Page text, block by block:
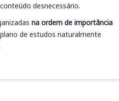
desnecessário.
na ordem de importância
de estudos naturalmente